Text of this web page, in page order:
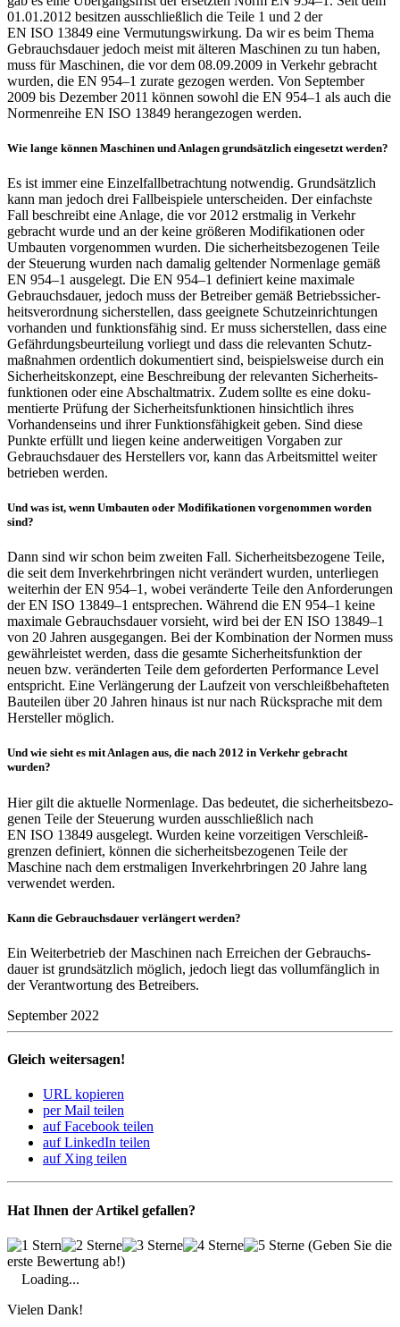
01.01.2012 besitzen ausschließ­lich die Teile 1 und 2 der
EN ISO 13849 eine Vermu­tungs­wir­kung. Da wir es beim Thema
Gebrauchs­dauer jedoch meist mit älteren Maschinen zu tun haben,
muss für Maschinen, die vor dem 08.09.2009 in Verkehr gebracht
wurden, die EN 954–1 zurate gezogen werden. Von September
2009 bis Dezember 2011 können sowohl die EN 954–1 als auch die
Normen­reihe EN ISO 13849 heran­ge­zogen werden.
Wie lange können Maschinen und Anlagen grund­sätz­lich einge­setzt werden?
Es ist immer eine Einzel­fall­be­trach­tung notwendig. Grund­sätz­lich
kann man jedoch drei Fall­beispiele unter­scheiden. Der einfachste
Fall beschreibt eine Anlage, die vor 2012 erst­malig in Verkehr
gebracht wurde und an der keine größeren Modi­fi­ka­tionen oder
Umbauten vorge­nommen wurden. Die sicher­heits­be­zo­genen Teile
der Steue­rung wurden nach damalig geltender Normen­lage gemäß
EN 954–1 ausge­legt. Die EN 954–1 defi­niert keine maxi­male
Gebrauchs­dauer, jedoch muss der Betreiber gemäß Betriebs­si­cher­
heits­ver­ord­nung sicher­stellen, dass geeig­nete Schutz­ein­rich­tungen
vorhanden und funk­ti­ons­fähig sind. Er muss sicher­stellen, dass eine
Gefähr­dungs­be­ur­tei­lung vorliegt und dass die rele­vanten Schutz­
maß­nahmen ordent­lich doku­men­tiert sind, beispiels­weise durch ein
Sicher­heits­kon­zept, eine Beschrei­bung der rele­vanten Sicher­heits­
funk­tionen oder eine Abschalt­ma­trix. Zudem sollte es eine doku­
men­tierte Prüfung der Sicher­heits­funk­tionen hinsicht­lich ihres
Vorhan­den­seins und ihrer Funk­ti­ons­fä­hig­keit geben. Sind diese
Punkte erfüllt und liegen keine ander­wei­tigen Vorgaben zur
Gebrauchs­dauer des Herstel­lers vor, kann das Arbeits­mittel weiter
betrieben werden.
Und was ist, wenn Umbauten oder Modi­fi­ka­tionen vorge­nommen worden
sind?
Dann sind wir schon beim zweiten Fall. Sicher­heits­be­zo­gene Teile,
die seit dem Inverkehr­bringen nicht verän­dert wurden, unter­liegen
weiterhin der EN 954–1, wobei verän­derte Teile den Anfor­de­rungen
der EN ISO 13849–1 entspre­chen. Während die EN 954–1 keine
maxi­male Gebrauchs­dauer vorsieht, wird bei der EN ISO 13849–1
von 20 Jahren ausge­gangen. Bei der Kombi­na­tion der Normen muss
gewähr­leistet werden, dass die gesamte Sicher­heits­funk­tion der
neuen bzw. verän­derten Teile dem gefor­derten Perfor­mance Level
entspricht. Eine Verlän­ge­rung der Lauf­zeit von verschleiß­be­haf­teten
Bauteilen über 20 Jahren hinaus ist nur nach Rück­sprache mit dem
Hersteller möglich.
Und wie sieht es mit Anlagen aus, die nach 2012 in Verkehr gebracht
wurden?
Hier gilt die aktu­elle Normen­lage. Das bedeutet, die sicher­heits­be­zo­
genen Teile der Steue­rung wurden ausschließ­lich nach
EN ISO 13849 ausge­legt. Wurden keine vorzei­tigen Verschleiß­
grenzen defi­niert, können die sicher­heits­be­zo­genen Teile der
Maschine nach dem erst­ma­ligen Inver­kehr­bringen 20 Jahre lang
verwendet werden.
Kann die Gebrauchs­dauer verlän­gert werden?
Ein Weiter­be­trieb der Maschinen nach Errei­chen der Gebrauchs­
dauer ist grund­sätz­lich möglich, jedoch liegt das voll­um­fäng­lich in
der Verant­wor­tung des Betrei­bers.
September 2022
Gleich weitersagen!
URL kopieren
per Mail teilen
auf Facebook teilen
auf LinkedIn teilen
auf Xing teilen
Hat Ihnen der Artikel gefallen?
(Geben Sie die
erste Bewertung ab!)
Loading...
Vielen Dank!